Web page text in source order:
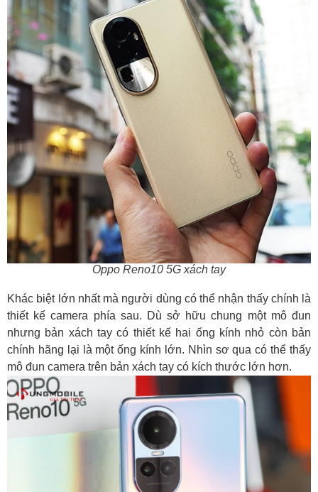
Oppo Reno10 5G xách tay
Khác biệt lớn nhất mà người dùng có thể nhận thấy chính là
thiết kế camera phía sau. Dù sở hữu chung một mô đun
nhưng bản xách tay có thiết kế hai ống kính nhỏ còn bản
chính hãng lại là một ống kính lớn. Nhìn sơ qua có thể thấy
mô đun camera trên bản xách tay có kích thước lớn hơn.